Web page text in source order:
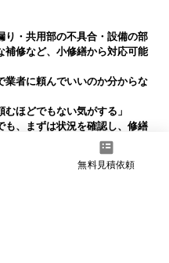
り・共用部の不具合・設備の部
補修など、小修繕から対応可能
業者に頼んでいいのか分からな
むほどでもない気がする」
も、まずは状況を確認し、修繕
から整理してご説明します。
きっかけに、将来的に注意すべ
無料見積依頼